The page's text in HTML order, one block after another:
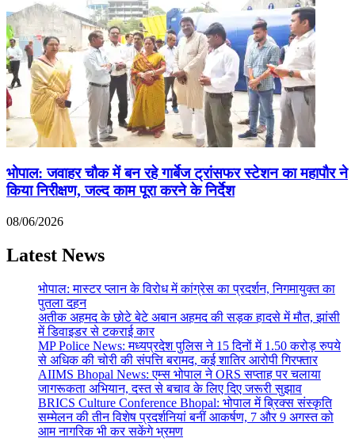
भोपाल: जवाहर चौक में बन रहे गार्बेज ट्रांसफर स्टेशन का महापौर ने
किया निरीक्षण, जल्द काम पूरा करने के निर्देश
08/06/2026
Latest News
भोपाल: मास्टर प्लान के विरोध में कांग्रेस का प्रदर्शन, निगमायुक्त का
पुतला दहन
अतीक अहमद के छोटे बेटे अबान अहमद की सड़क हादसे में मौत, झांसी
में डिवाइडर से टकराई कार
MP Police News: मध्यप्रदेश पुलिस ने 15 दिनों में 1.50 करोड़ रुपये
से अधिक की चोरी की संपत्ति बरामद, कई शातिर आरोपी गिरफ्तार
AIIMS Bhopal News: एम्स भोपाल ने ORS सप्ताह पर चलाया
जागरूकता अभियान, दस्त से बचाव के लिए दिए जरूरी सुझाव
BRICS Culture Conference Bhopal: भोपाल में ब्रिक्स संस्कृति
सम्मेलन की तीन विशेष प्रदर्शनियां बनीं आकर्षण, 7 और 9 अगस्त को
आम नागरिक भी कर सकेंगे भ्रमण